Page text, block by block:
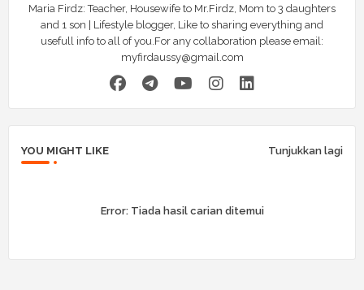
Maria Firdz: Teacher, Housewife to Mr.Firdz, Mom to 3 daughters
and 1 son | Lifestyle blogger, Like to sharing everything and
usefull info to all of you.For any collaboration please email:
myfirdaussy@gmail.com
YOU MIGHT LIKE Tunjukkan lagi
Error:Tiada hasil carian ditemui